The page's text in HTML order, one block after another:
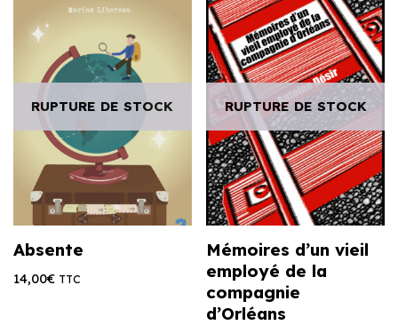
RUPTURE DE STOCK
Absente
14,00€ TTC
RUPTURE DE STOCK
Mémoires d’un vieil
employé de la
compagnie
d’Orléans